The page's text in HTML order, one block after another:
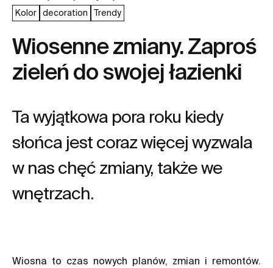
Kolor decoration Trendy
Wiosenne zmiany. Zaproś
zieleń do swojej łazienki
Ta wyjątkowa pora roku kiedy
słońca jest coraz więcej wyzwala
w nas chęć zmiany, także we
wnętrzach.
Wiosna to czas nowych planów, zmian i remontów.